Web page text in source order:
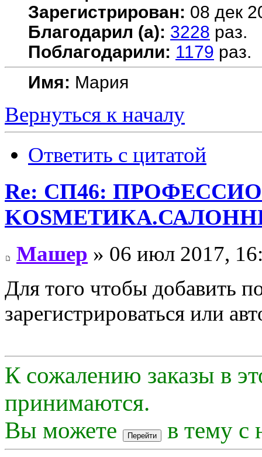
Зарегистрирован: 08 дек
Благодарил (а): 3228 раз.
Поблагодарили: 1179 раз.
Имя: Мария
Вернуться к началу
Ответить с цитатой
Re: СП46:
Машер » 06 июл 2017,
Для того чтобы добавить
зарегистрироваться или
К сожалению заказы в
принимаются.
Вы можете
в тему с